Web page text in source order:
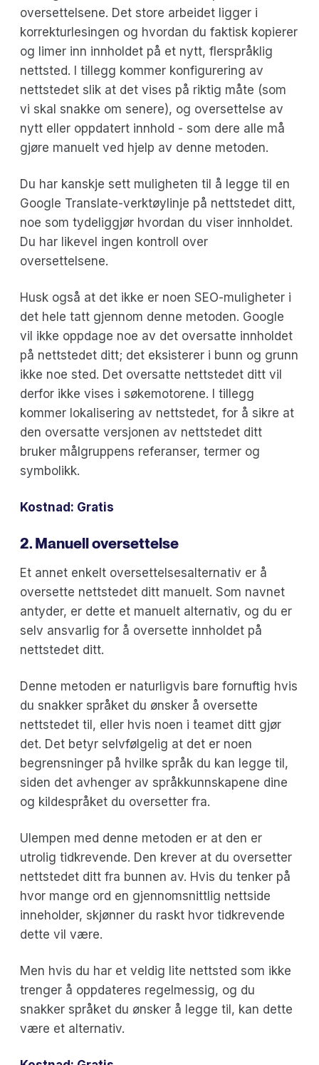
oversettelsene. Det store arbeidet ligger i
korrekturlesingen og hvordan du faktisk kopierer
og limer inn innholdet på et nytt, flerspråklig
nettsted. I tillegg kommer konfigurering av
nettstedet slik at det vises på riktig måte (som
vi skal snakke om senere), og oversettelse av
nytt eller oppdatert innhold - som dere alle må
gjøre manuelt ved hjelp av denne metoden.
Du har kanskje sett muligheten til å legge til en
Google Translate-verktøylinje på nettstedet ditt,
noe som tydeliggjør hvordan du viser innholdet.
Du har likevel ingen kontroll over
oversettelsene.
Husk også at det ikke er noen SEO-muligheter i
det hele tatt gjennom denne metoden. Google
vil ikke oppdage noe av det oversatte innholdet
på nettstedet ditt; det eksisterer i bunn og grunn
ikke noe sted. Det oversatte nettstedet ditt vil
derfor ikke vises i søkemotorene. I tillegg
kommer lokalisering av nettstedet, for å sikre at
den oversatte versjonen av nettstedet ditt
bruker målgruppens referanser, termer og
symbolikk.
Kostnad: Gratis
2. Manuell oversettelse
Et annet enkelt oversettelsesalternativ er å
oversette nettstedet ditt manuelt. Som navnet
antyder, er dette et manuelt alternativ, og du er
selv ansvarlig for å oversette innholdet på
nettstedet ditt.
Denne metoden er naturligvis bare fornuftig hvis
du snakker språket du ønsker å oversette
nettstedet til, eller hvis noen i teamet ditt gjør
det. Det betyr selvfølgelig at det er noen
begrensninger på hvilke språk du kan legge til,
siden det avhenger av språkkunnskapene dine
og kildespråket du oversetter fra.
Ulempen med denne metoden er at den er
utrolig tidkrevende. Den krever at du oversetter
nettstedet ditt fra bunnen av. Hvis du tenker på
hvor mange ord en gjennomsnittlig nettside
inneholder, skjønner du raskt hvor tidkrevende
dette vil være.
Men hvis du har et veldig lite nettsted som ikke
trenger å oppdateres regelmessig, og du
snakker språket du ønsker å legge til, kan dette
være et alternativ.